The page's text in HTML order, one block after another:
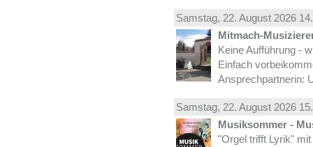
Samstag, 22. August 2026
Mitmach-
Keine Aufführung -
Einfach
Ansprechpartnerin:
Samstag, 22. August 2026
Musiksommer -
"Orgel trifft Lyrik"